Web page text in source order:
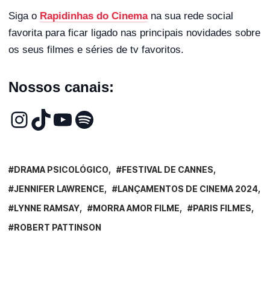
Siga o Rapidinhas do Cinemana sua rede social
favorita para ficar ligado nas principais novidades sobre
os seus filmes e séries de tv favoritos.
Nossos canais:
DRAMA PSICOLÓGICO
FESTIVAL DE CANNES
JENNIFER LAWRENCE
LANÇAMENTOS DE CINEMA 2024
LYNNE RAMSAY
MORRA AMOR FILME
PARIS FILMES
ROBERT PATTINSON